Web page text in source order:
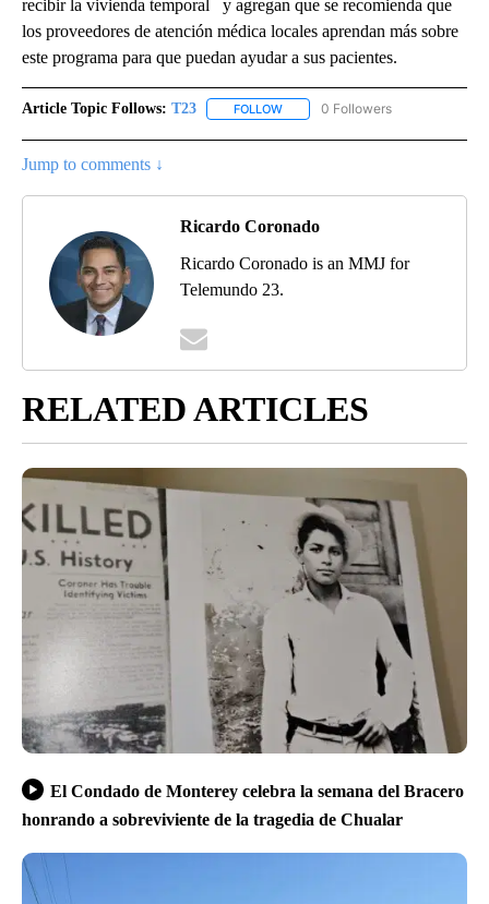
recibir la vivienda temporal y agregan que se recomienda que
los proveedores de atención médica locales aprendan más sobre
este programa para que puedan ayudar a sus pacientes.
Article Topic Follows: T23 FOLLOW FOLLOW "T23" TO RECEIVE
0 Followers
Jump to comments ↓
Ricardo Coronado
Ricardo Coronado is an MMJ for
Telemundo 23.
RELATED ARTICLES
El Condado de Monterey celebra la semana del Bracero
honrando a sobreviviente de la tragedia de Chualar